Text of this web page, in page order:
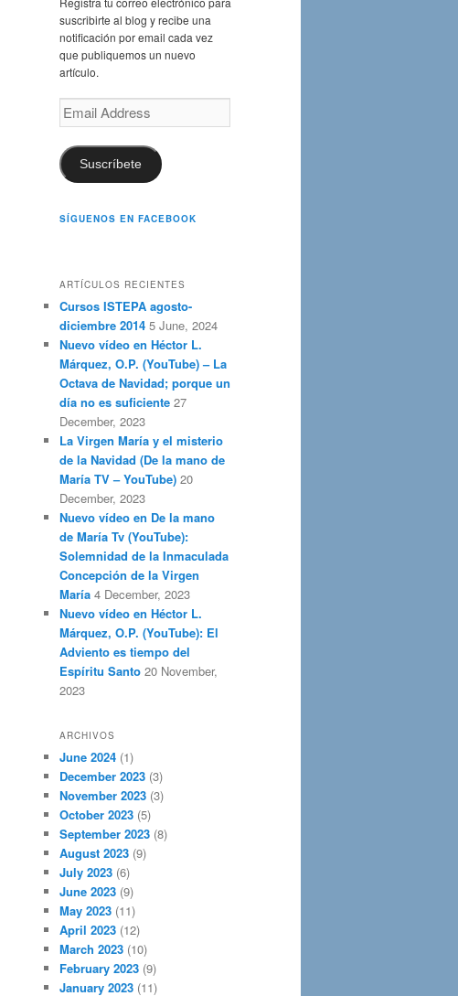
suscribirte al blog y recibe una
notificación por email cada vez
que publiquemos un nuevo
artículo.
Email
Address
Suscríbete
SÍGUENOS EN FACEBOOK
ARTÍCULOS RECIENTES
Cursos ISTEPA agosto-
diciembre 2014 5 June, 2024
Nuevo vídeo en Héctor L.
Márquez, O.P. (YouTube) – La
Octava de Navidad; porque un
día no es suficiente 27
December, 2023
La Virgen María y el misterio
de la Navidad (De la mano de
María TV – YouTube) 20
December, 2023
Nuevo vídeo en De la mano
de María Tv (YouTube):
Solemnidad de la Inmaculada
Concepción de la Virgen
María 4 December, 2023
Nuevo vídeo en Héctor L.
Márquez, O.P. (YouTube): El
Adviento es tiempo del
Espíritu Santo 20 November,
2023
ARCHIVOS
June 2024 (1)
December 2023 (3)
November 2023 (3)
October 2023 (5)
September 2023 (8)
August 2023 (9)
July 2023 (6)
June 2023 (9)
May 2023 (11)
April 2023 (12)
March 2023 (10)
February 2023 (9)
January 2023 (11)